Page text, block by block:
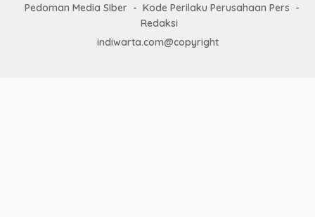
Pedoman Media SIber
Kode Perilaku Perusahaan Pers
Redaksi
indiwarta.com@copyright